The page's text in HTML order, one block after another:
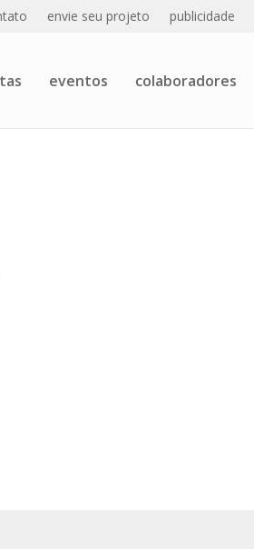
envie seu projeto publicidade
eventos colaboradores